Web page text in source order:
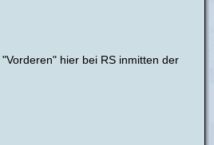
hier bei RS inmitten der